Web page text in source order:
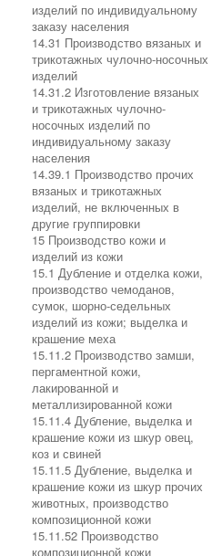
изделий по индивидуальному
заказу населения
14.31 Производство вязаных и
трикотажных чулочно-носочных
изделий
14.31.2 Изготовление вязаных
и трикотажных чулочно-
носочных изделий по
индивидуальному заказу
населения
14.39.1 Производство прочих
вязаных и трикотажных
изделий, не включенных в
другие группировки
15 Производство кожи и
изделий из кожи
15.1 Дубление и отделка кожи,
производство чемоданов,
сумок, шорно-седельных
изделий из кожи; выделка и
крашение меха
15.11.2 Производство замши,
пергаментной кожи,
лакированной и
металлизированной кожи
15.11.4 Дубление, выделка и
крашение кожи из шкур овец,
коз и свиней
15.11.5 Дубление, выделка и
крашение кожи из шкур прочих
животных, производство
композиционной кожи
15.11.52 Производство
композиционной кожи